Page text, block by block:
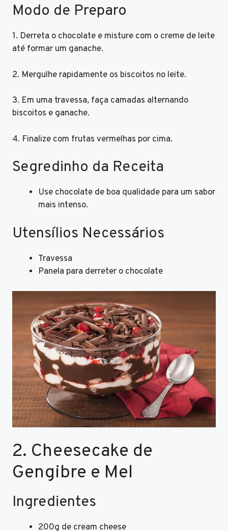
Modo de Preparo
1. Derreta o chocolate e misture com o creme de leite
até formar um ganache.
2. Mergulhe rapidamente os biscoitos no leite.
3. Em uma travessa, faça camadas alternando
biscoitos e ganache.
4. Finalize com frutas vermelhas por cima.
Segredinho da Receita
Use chocolate de boa qualidade para um sabor
mais intenso.
Utensílios Necessários
Travessa
Panela para derreter o chocolate
2. Cheesecake de
Gengibre e Mel
Ingredientes
200g de cream cheese